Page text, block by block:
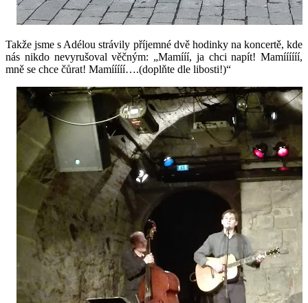
Takže jsme s Adélou strávily příjemné dvě hodinky na koncertě, kde
nás nikdo nevyrušoval věčným: „Mamííí, ja chci napít! Mamíííííí,
mně se chce čůrat! Mamííííí….(doplňte dle libosti!)“